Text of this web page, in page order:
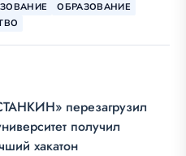
ОБРАЗОВАНИЕ
перезагрузил
получил
хакатон